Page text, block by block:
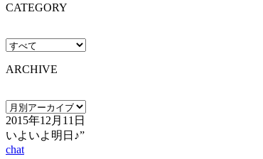
CATEGORY
ARCHIVE
2015年12月11日
いよいよ明日♪”
chat